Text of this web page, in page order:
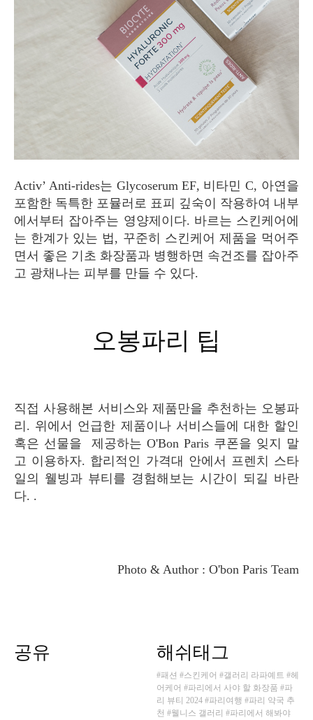
Activ’ Anti-rides는 Glycoserum EF, 비타민 C, 아연을
포함한 독특한 포뮬러로 표피 깊숙이 작용하여 내부
에서부터 잡아주는 영양제이다. 바르는 스킨케어에
는 한계가 있는 법, 꾸준히 스킨케어 제품을 먹어주
면서 좋은 기초 화장품과 병행하면 속건조를 잡아주
고 광채나는 피부를 만들 수 있다.
오봉파리 팁
직접 사용해본 서비스와 제품만을 추천하는 오봉파
리. 위에서 언급한 제품이나 서비스들에 대한 할인
혹은 선물을 제공하는 O'Bon Paris 쿠폰을 잊지 말
고 이용하자. 합리적인 가격대 안에서 프렌치 스타
일의 웰빙과 뷰티를 경험해보는 시간이 되길 바란
다. .
Photo & Author : O'bon Paris Team
공유 해쉬태그
#패션 #스킨케어 #갤러리 라파예트 #헤
어케어 #파리에서 사야 할 화장품 #파
리 뷰티 2024 #파리여행 #파리 약국 추
천 #웰니스 갤러리 #파리에서 해봐야